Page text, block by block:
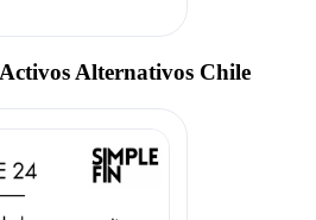
Alternativos Chile